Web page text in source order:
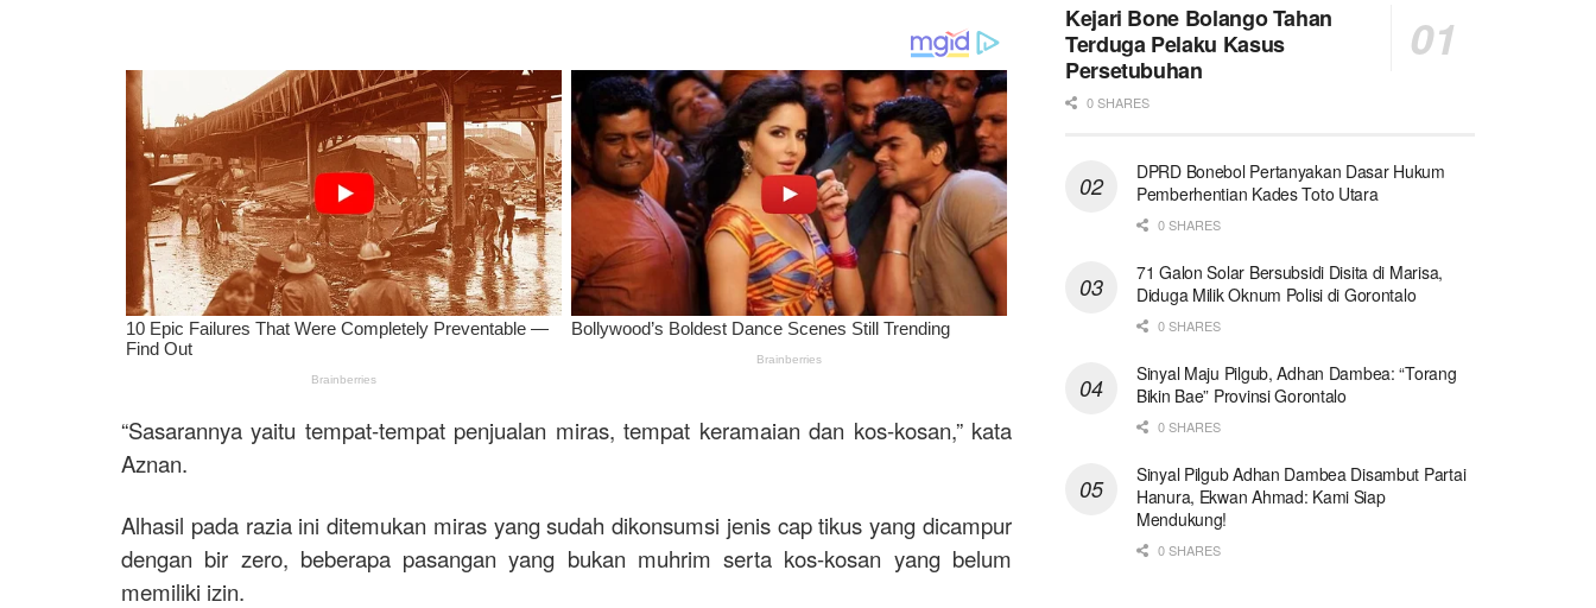
“Sasarannya yaitu tempat-tempat penjualan miras, tempat keramaian dan kos-kosan,” kata
Aznan.
Alhasil pada razia ini ditemukan miras yang sudah dikonsumsi jenis cap tikus yang dicampur
dengan bir zero, beberapa pasangan yang bukan muhrim serta kos-kosan yang belum
memiliki izin.
Kejari Bone Bolango Tahan
Terduga Pelaku Kasus
Persetubuhan
0 SHARES
DPRD Bonebol Pertanyakan Dasar Hukum
Pemberhentian Kades Toto Utara
0 SHARES
71 Galon Solar Bersubsidi Disita di Marisa,
Diduga Milik Oknum Polisi di Gorontalo
0 SHARES
Sinyal Maju Pilgub, Adhan Dambea: “Torang
Bikin Bae” Provinsi Gorontalo
0 SHARES
Sinyal Pilgub Adhan Dambea Disambut Partai
Hanura, Ekwan Ahmad: Kami Siap
Mendukung!
0 SHARES